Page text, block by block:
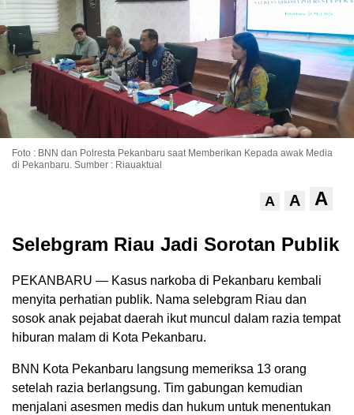
Foto : BNN dan Polresta Pekanbaru saat Memberikan Kepada awak Media
di Pekanbaru. Sumber : Riauaktual
A A A
Selebgram Riau Jadi Sorotan Publik
PEKANBARU — Kasus narkoba di Pekanbaru kembali
menyita perhatian publik. Nama selebgram Riau dan
sosok anak pejabat daerah ikut muncul dalam razia tempat
hiburan malam di Kota Pekanbaru.
BNN Kota Pekanbaru langsung memeriksa 13 orang
setelah razia berlangsung. Tim gabungan kemudian
menjalani asesmen medis dan hukum untuk menentukan